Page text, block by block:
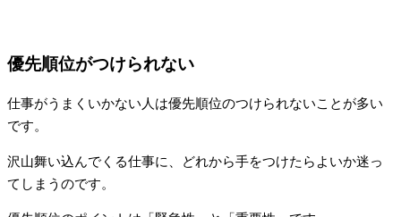
優先順位がつけられない
仕事がうまくいかない人は優先順位のつけられないことが多い
です。
沢山舞い込んでくる仕事に、どれから手をつけたらよいか迷っ
てしまうのです。